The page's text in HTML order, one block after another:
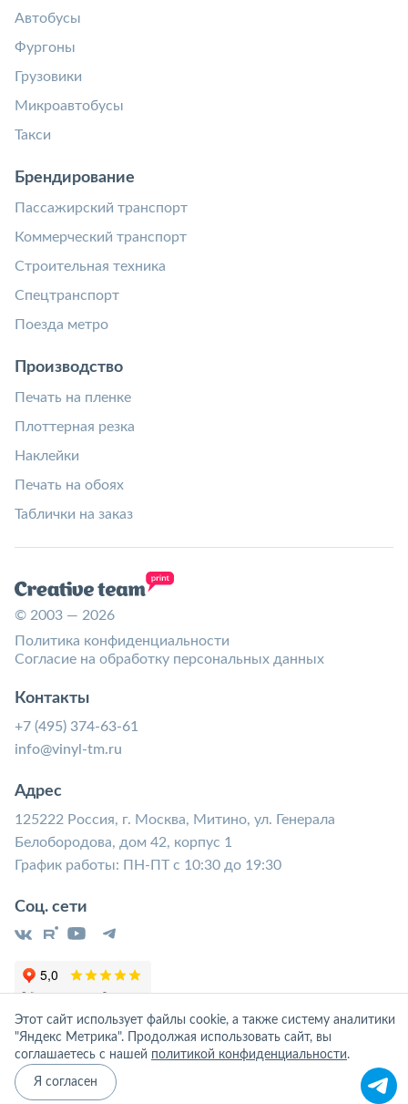
Автобусы
Фургоны
Грузовики
Микроавтобусы
Такси
Брендирование
Пассажирский транспорт
Коммерческий транспорт
Строительная техника
Спецтранспорт
Поезда метро
Производство
Печать на пленке
Плоттерная резка
Наклейки
Печать на обоях
Таблички на заказ
© 2003 — 2026
Политика конфиденциальности
Согласие на обработку персональных данных
Контакты
+7 (495) 374-63-61
info@vinyl-tm.ru
Адрес
125222 Россия, г. Москва, Митино, ул. Генерала
Белобородова, дом 42, корпус 1
График работы: ПН-ПТ с 10:30 до 19:30
Соц. сети
Этот сайт использует файлы cookie, а также систему аналитики
"Яндекс Метрика". Продолжая использовать сайт, вы
соглашаетесь с нашей политикой конфиденциальности.
Я согласен